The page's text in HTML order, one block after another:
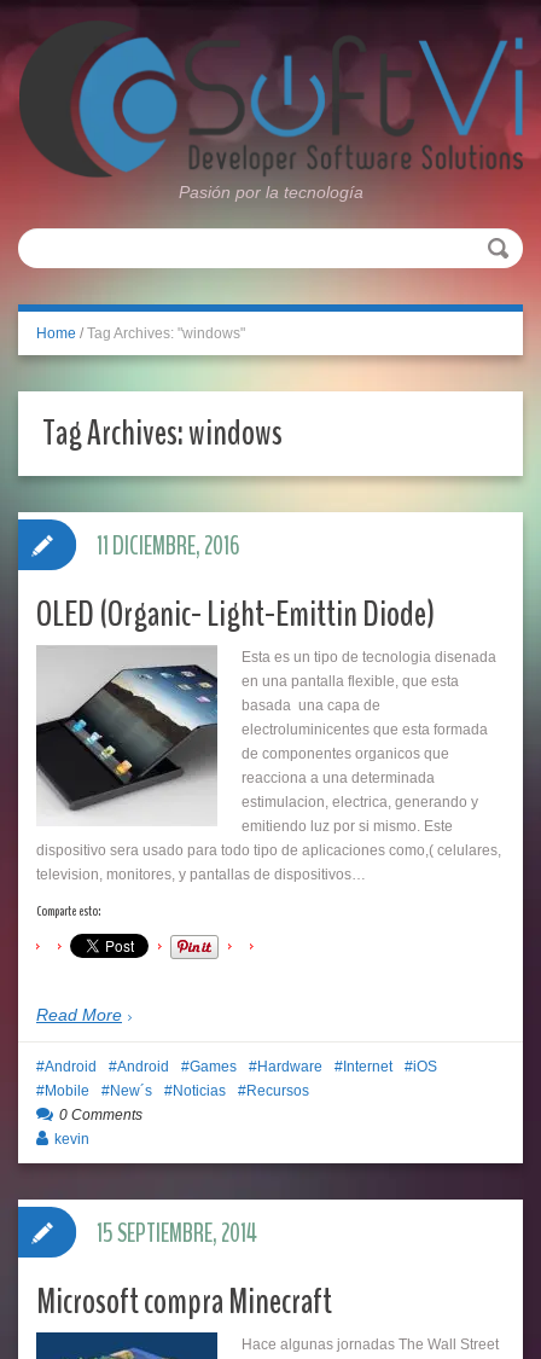
Pasión por la tecnología
Home / Tag Archives: "windows"
Tag Archives:windows
OLED (Organic- Light-Emittin Diode)
Esta es un tipo de tecnologia disenada
en una pantalla flexible, que esta
basada una capa de
electroluminicentes que esta formada
de componentes organicos que
reacciona a una determinada
estimulacion, electrica, generando y
emitiendo luz por si mismo. Este
dispositivo sera usado para todo tipo de aplicaciones como,( celulares,
television, monitores, y pantallas de dispositivos…
Comparte esto:
Read More
11 DICIEMBRE, 2016
Android Android Games Hardware Internet
iOS
Mobile
New´s Noticias
Recursos
0 Comments
kevin
Microsoft compra Minecraft
Hace algunas jornadas The Wall Street
15 SEPTIEMBRE, 2014